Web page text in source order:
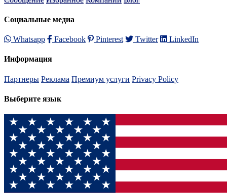
Социальные медиа
Whatsapp Facebook Pinterest Twitter LinkedIn
Информация
Партнеры Реклама Премиум услуги Privacy Policy
Выберите язык